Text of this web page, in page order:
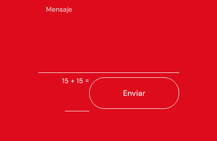
15 + 15 =
Enviar